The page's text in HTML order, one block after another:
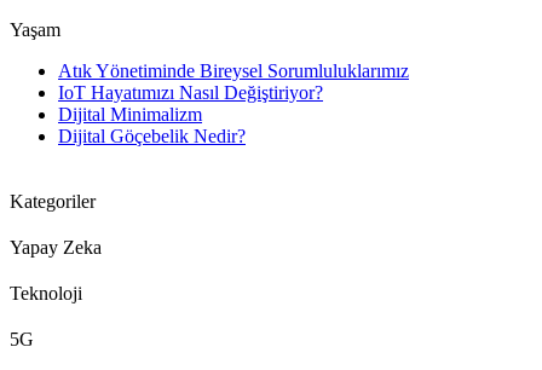
Yaşam
Atık Yönetiminde Bireysel Sorumluluklarımız
IoT Hayatımızı Nasıl Değiştiriyor?
Dijital Minimalizm
Dijital Göçebelik Nedir?
Kategoriler
Yapay Zeka
Teknoloji
5G